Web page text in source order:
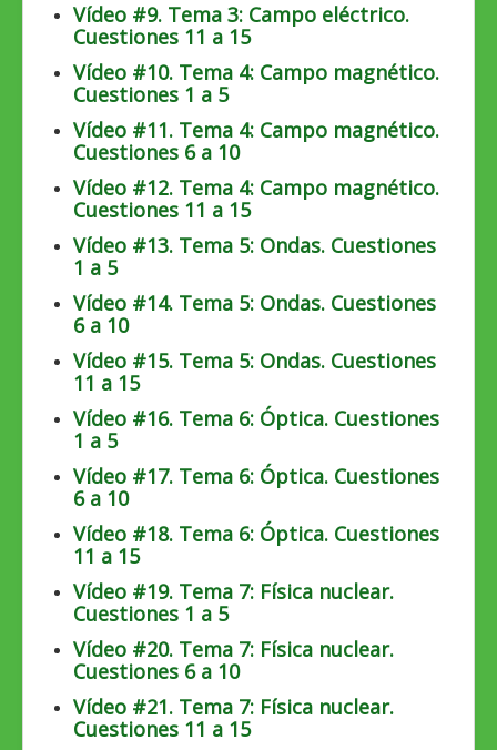
Vídeo #9. Tema 3: Campo eléctrico.
Cuestiones 11 a 15
Vídeo #10. Tema 4: Campo magnético.
Cuestiones 1 a 5
Vídeo #11. Tema 4: Campo magnético.
Cuestiones 6 a 10
Vídeo #12. Tema 4: Campo magnético.
Cuestiones 11 a 15
Vídeo #13. Tema 5: Ondas. Cuestiones
1 a 5
Vídeo #14. Tema 5: Ondas. Cuestiones
6 a 10
Vídeo #15. Tema 5: Ondas. Cuestiones
11 a 15
Vídeo #16. Tema 6: Óptica. Cuestiones
1 a 5
Vídeo #17. Tema 6: Óptica. Cuestiones
6 a 10
Vídeo #18. Tema 6: Óptica. Cuestiones
11 a 15
Vídeo #19. Tema 7: Física nuclear.
Cuestiones 1 a 5
Vídeo #20. Tema 7: Física nuclear.
Cuestiones 6 a 10
Vídeo #21. Tema 7: Física nuclear.
Cuestiones 11 a 15